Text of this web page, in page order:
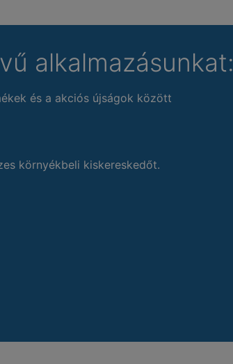
alkalmazásunkat:
és a akciós újságok között
környékbeli kiskereskedőt.